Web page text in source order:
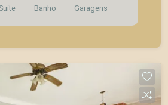
sendo 1 suíte com ótimo
de relaxamento. A área
por salas amplas e integradas,
acolhedor para receber
Banho Garagens